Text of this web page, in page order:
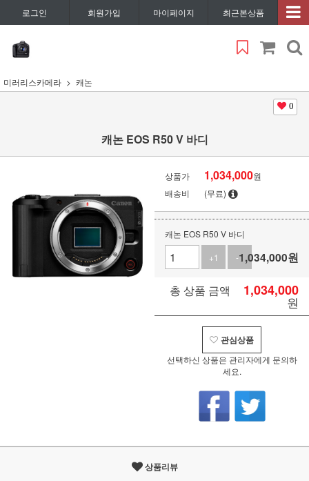
로그인 회원가입 마이페이지 최근본상품
미러리스카메라 캐논
0
캐논 EOS R50 V 바디
상품가 1,034,000원
배송비
(무료)
캐논 EOS R50 V 바디
+1
-11,034,000원
총 상품 금액 1,034,000
원
관심상품
선택하신 상품은 관리자에게 문의하
세요.
상품리뷰